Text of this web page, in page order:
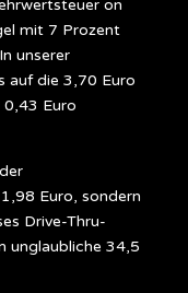
on
mit 7 Prozent
unserer
auf die 3,70 Euro
0,43 Euro
Euro, sondern
Drive-Thru-
unglaubliche 34,5